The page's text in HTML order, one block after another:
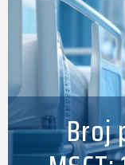
Broj